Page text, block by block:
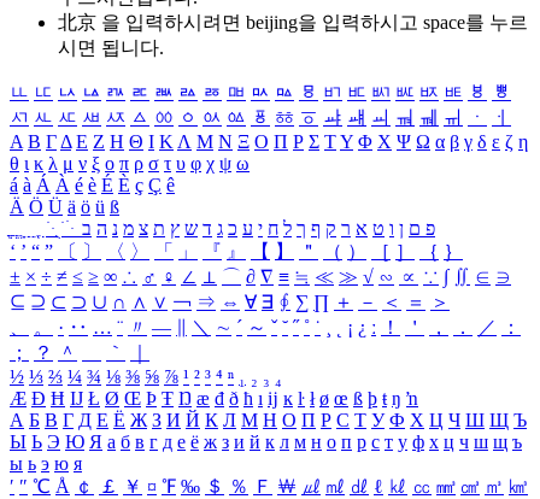
北京 을 입력하시려면 beijing을 입력하시고 space를 누르
시면 됩니다.
ㅥ ㅦ ㅧ ㅨ ㅩ ㅪ ㅫ ㅬ ㅭ ㅮ ㅯ ㅰ ㅱ ㅲ ㅳ ㅴ ㅵ ㅶ ㅷ ㅸ
ㅹ
ㅺ ㅻ ㅼ ㅽ ㅾ ㅿ ㆀ ㆁ ㆂ ㆃ ㆄ ㆅ ㆆ ㆇ ㆈ ㆉ ㆊ ㆋ ㆌ ㆍ
ㆎ
Α Β ΓΔ Ε Ζ Η Θ Ι ΚΛ Μ Ν Ξ Ο Π Ρ Σ ΤΥ Φ Χ Ψ Ω α β γ δ ε ζ η
θ ι κ λ μ ν ξ ο π ρ σ τ υ φ χ ψ ω
á à Á À é è É È ç Ç ê
Ä Ö Ü ä ö ü ß
ִֶֹ ֻּ ׁׂ פ ם ן ו ט א ר ק ף ך ל ח י ע כ ג ד ש ץ ת צ מ נ ה ב
‘ ’ “ ” 〔 〕 〈 〉 「 」 『 』 【 】 ＂ （ ） ［ ］ ｛ ｝
± × ÷ ≠ ≤ ≥ ∞ ∴ ♂ ♀ ∠ ⊥ ⌒ ∂ ∇ ≡ ≒ ≪ ≫ √ ∽ ∝ ∵ ∫ ∬ ∈ ∋
⊆ ⊇ ⊂ ⊃ ∪ ∩ ∧ ∨ ￢ ⇒ ⇔ ∀ ∃ ∮ ∑ ∏ ＋ － ＜ ＝
＞
、
。 · ‥ … ¨ 〃 ― ＼ ∼ ´ ～ ˇ ˘ ˝ ˚ ˙ ¸ ¡ ¿ ː ！ ＇ ， ． ／
：
；
？ ＾ ｀
½ ⅓ ⅔ ¼ ¾ ⅛ ⅜ ⅝ ⅞ ¹ ² ³ ⁴ ⁿ ₁ ₂ ₃ ₄
Æ Ð Ħ Ĳ Ł Ø Œ Þ Ŧ Ŋ æ đ ð ħ ı ĳ ĸ ŀ ł ø œ ß þ ŧ ŋ ŉ
А Б В Г Д Е Ё Ж З И Й К Л М Н О П Р С Т У Ф Х Ц Ч Ш Щ Ъ
Ы Ь Э Ю Я а б в г д е ё ж з и й к л м н о п р с т у ф х ц ч ш щ ъ
ы ь э ю я
′ ″ ℃ Å ￠ ￡ ￥ ¤ ℉ ‰ ＄ ％ Ｆ ￦ ㎕ ㎖ ㎗ ℓ ㎘ ㏄ ㎣ ㎤ ㎥ ㎦